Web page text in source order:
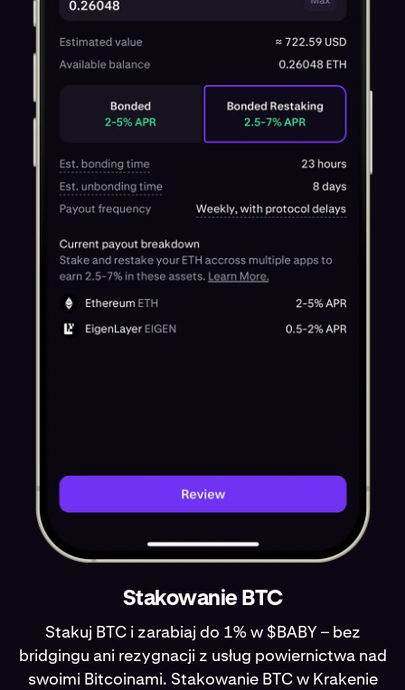
Stakowanie BTC
Stakuj BTC i zarabiaj do 1% w $BABY – bez
bridgingu ani rezygnacji z usług powiernictwa nad
swoimi Bitcoinami. Stakowanie BTC w Krakenie